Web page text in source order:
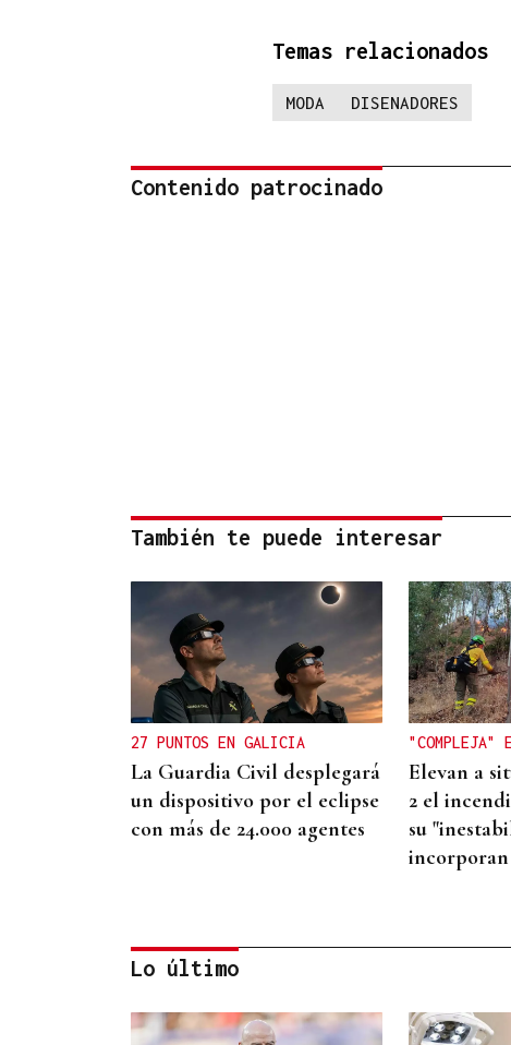
Temas relacionados
MODA DISENADORES
Contenido patrocinado
También te puede interesar
27 PUNTOS EN GALICIA
La Guardia Civil desplegará
un dispositivo por el eclipse
con más de 24.000 agentes
"COMPLEJA"
Elevan a
2 el
su
Lo último